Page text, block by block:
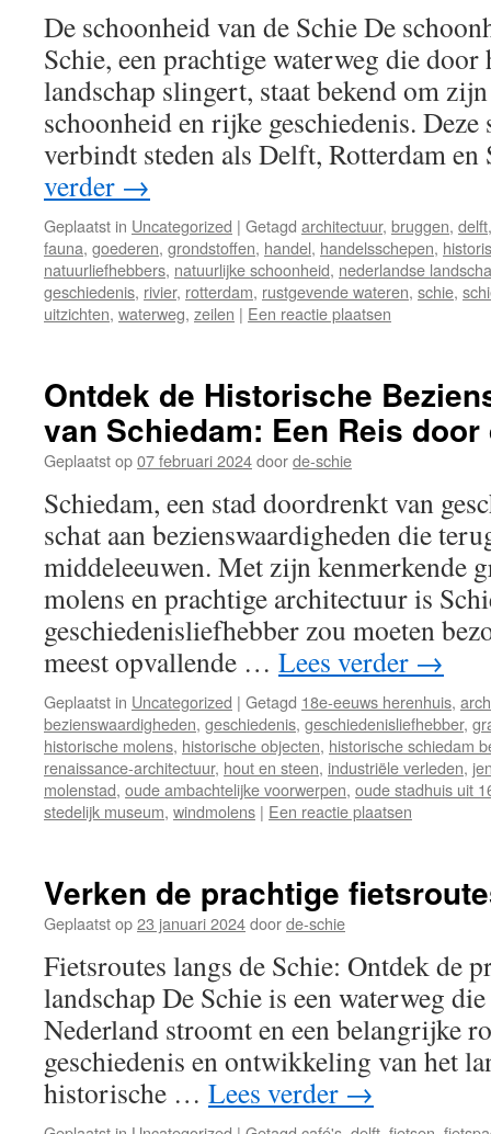
De schoonheid van de Schie De
Schie, een prachtige waterweg die door
landschap slingert, staat bekend om
schoonheid en rijke geschiedenis.
verbindt steden als Delft, Rotterdam
verder →
Geplaatst in Uncategorized | Getagd architectuur, bruggen, delft
fauna, goederen, grondstoffen, handel, handelsschepen,
natuurliefhebbers, natuurlijke schoonheid, nederlandse
geschiedenis, rivier, rotterdam, rustgevende wateren, schie,
uitzichten, waterweg, zeilen | Een reactie plaatsen
Ontdek de Historische
van Schiedam: Een Reis door
Geplaatst op07 februari 2024doorde-schie
Schiedam, een stad doordrenkt van
schat aan bezienswaardigheden die
middeleeuwen. Met zijn kenmerkende
molens en prachtige architectuur is
geschiedenisliefhebber zou moeten
meest opvallende … Lees verder →
Geplaatst in Uncategorized | Getagd 18e-eeuws herenhuis,
bezienswaardigheden, geschiedenis, geschiedenisliefhebber,
historische molens, historische objecten, historische schiedam
renaissance-architectuur, hout en steen, industriële verleden,
molenstad, oude ambachtelijke voorwerpen, oude stadhuis uit
stedelijk museum, windmolens | Een reactie plaatsen
Verken de prachtige
Geplaatst op23 januari 2024doorde-schie
Fietsroutes langs de Schie: Ontdek de
landschap De Schie is een waterweg
Nederland stroomt en een belangrijke
geschiedenis en ontwikkeling van het
historische … Lees verder →